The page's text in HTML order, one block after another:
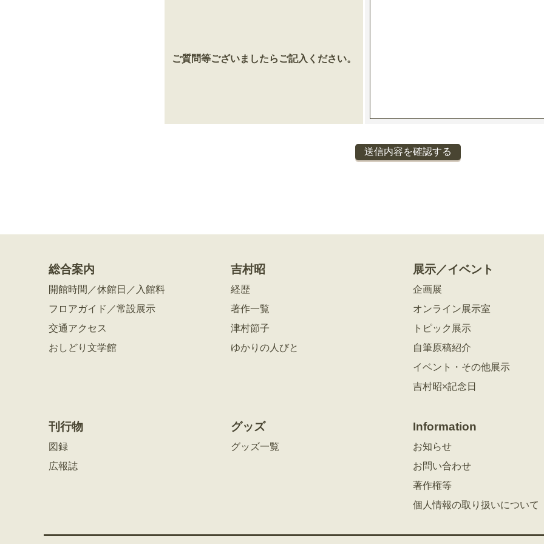
ご質問等ございましたらご記入ください。
総合案内
開館時間／休館日／入館料
フロアガイド／常設展示
交通アクセス
おしどり文学館
吉村昭
経歴
著作一覧
津村節子
ゆかりの人びと
展示／イベント
企画展
オンライン展示室
トピック展示
自筆原稿紹介
イベント・その他展示
吉村昭×記念日
刊行物
図録
広報誌
グッズ
グッズ一覧
Information
お知らせ
お問い合わせ
著作権等
個人情報の取り扱いについて